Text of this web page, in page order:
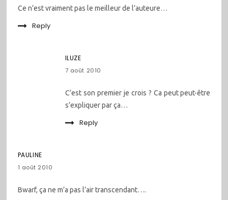
Ce n’est vraiment pas le meilleur de l’auteure…
Reply
ILUZE
7 août 2010
C’est son premier je crois ? Ca peut peut-être
s’expliquer par ça…
Reply
PAULINE
1 août 2010
Bwarf, ça ne m’a pas l’air transcendant….